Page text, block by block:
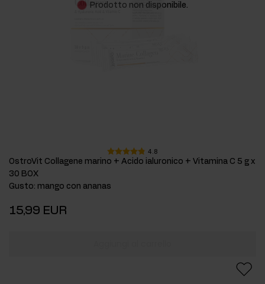
Prodotto non disponibile.
4.8
OstroVit Collagene marino + Acido ialuronico + Vitamina C 5 g x
30 BOX
Gusto: mango con ananas
15,99 EUR